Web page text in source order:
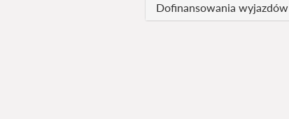
Dofinansowania wyjazdów